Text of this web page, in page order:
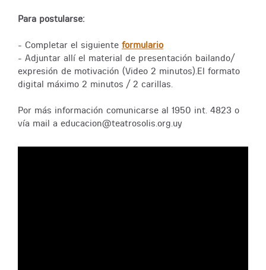
Para postularse:
- Completar el siguiente formulario
- Adjuntar allí el material de presentación bailando/
expresión de motivación (Video 2 minutos).El formato
digital máximo 2 minutos / 2 carillas.
Por más información comunicarse al 1950 int. 4823 o
vía mail a educacion@teatrosolis.org.uy